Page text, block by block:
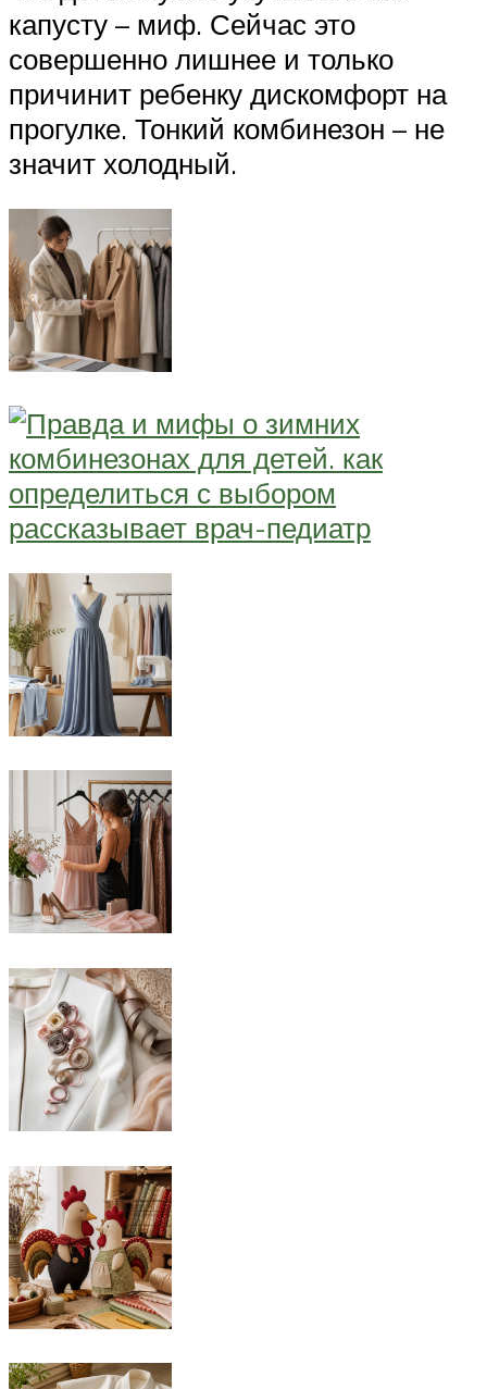
капусту – миф. Сейчас это
совершенно лишнее и только
причинит ребенку дискомфорт на
прогулке. Тонкий комбинезон – не
значит холодный.